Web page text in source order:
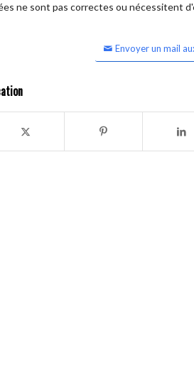
ne sont pas correctes ou nécessitent
Envoyer un mail